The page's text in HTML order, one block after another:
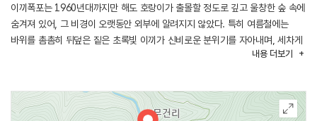
이끼폭포는 1960년대까지만 해도 호랑이가 출몰할 정도로 깊고 울창한 숲 속에
숨겨져 있어, 그 비경이 오랫동안 외부에 알려지지 않았다. 특히 여름철에는
바위를 촘촘히 뒤덮은 짙은 초록빛 이끼가 신비로운 분위기를 자아내며, 세차게
쏟아지는 물소리와 골짜기에서 불어오는 시원한 바람이 더해져 이곳만의 특별한
내용 더보기